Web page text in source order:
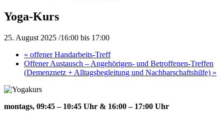
Yoga-Kurs
25. August 2025 /16:00 bis 17:00
« offener Handarbeits-Treff
Offener Austausch – Angehörigen- und Betroffenen-Treffen
(Demenznetz + Alltagsbegleitung und Nachbarschaftshilfe) »
montags, 09:45 – 10:45 Uhr & 16:00 – 17:00 Uhr